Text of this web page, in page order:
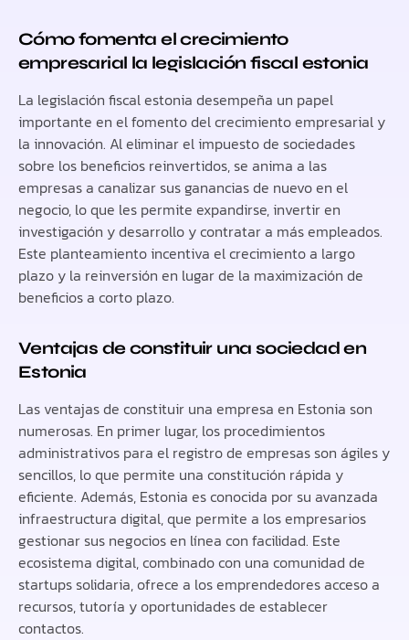
Cómo fomenta el crecimiento
empresarial la legislación fiscal estonia
La legislación fiscal estonia desempeña un papel
importante en el fomento del crecimiento empresarial y
la innovación. Al eliminar el impuesto de sociedades
sobre los beneficios reinvertidos, se anima a las
empresas a canalizar sus ganancias de nuevo en el
negocio, lo que les permite expandirse, invertir en
investigación y desarrollo y contratar a más empleados.
Este planteamiento incentiva el crecimiento a largo
plazo y la reinversión en lugar de la maximización de
beneficios a corto plazo.
Ventajas de constituir una sociedad en
Estonia
Las ventajas de constituir una empresa en Estonia son
numerosas. En primer lugar, los procedimientos
administrativos para el registro de empresas son ágiles y
sencillos, lo que permite una constitución rápida y
eficiente. Además, Estonia es conocida por su avanzada
infraestructura digital, que permite a los empresarios
gestionar sus negocios en línea con facilidad. Este
ecosistema digital, combinado con una comunidad de
startups solidaria, ofrece a los emprendedores acceso a
recursos, tutoría y oportunidades de establecer
contactos.